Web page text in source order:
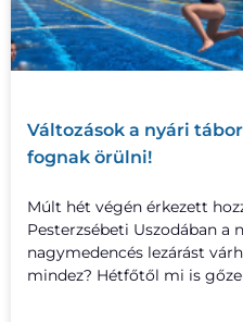
Változások a nyári
fognak örülni!
Múlt hét végén érkezett
Pesterzsébeti Uszodában a
nagymedencés lezárást
mindez? Hétfőtől mi is